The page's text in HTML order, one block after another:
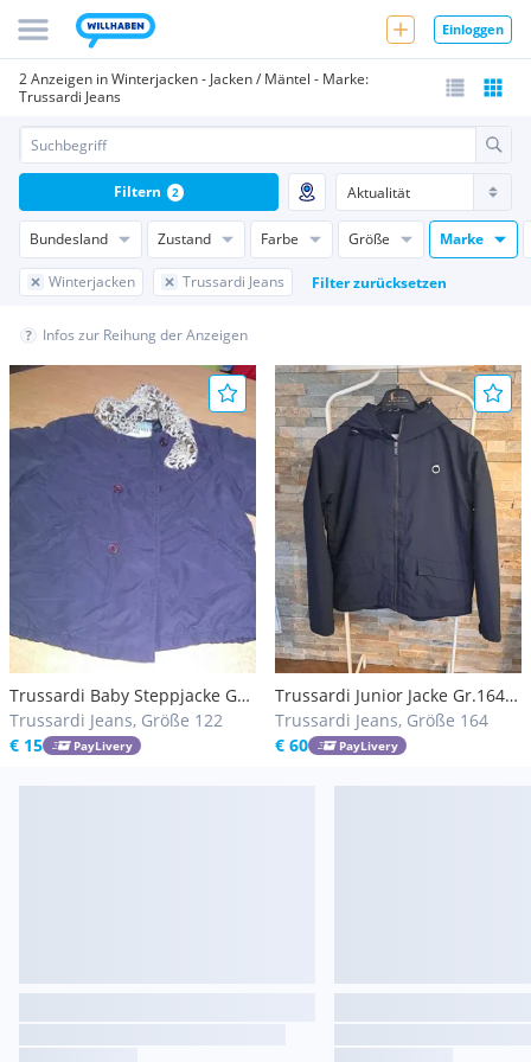
Einloggen
2 Anzeigen in Winterjacken - Jacken / Mäntel - Marke:
Trussardi Jeans
Bundesland Zustand Farbe Größe Marke
Winterjacken Trussardi Jeans Filter zurücksetzen
Filtern 2
Infos zur Reihung der Anzeigen
Trussardi Baby Steppjacke Gr.
122
Trussardi Jeans, Größe 122
€ 15
PayLivery
Trussardi Junior Jacke Gr.164
NEU
Trussardi Jeans, Größe 164
€ 60
PayLivery